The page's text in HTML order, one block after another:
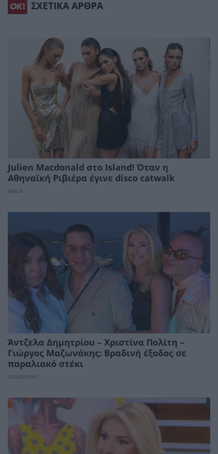
ΣΧΕΤΙΚΑ ΑΡΘΡΑ
Julien Macdonald στο Island! Όταν η
Αθηναϊκή Ριβιέρα έγινε disco catwalk
ΜΟΔΑ
Άντζελα Δημητρίου – Χριστίνα Πολίτη –
Γιώργος Μαζωνάκης: Βραδινή έξοδος σε
παραλιακό στέκι
CELEBRITIES